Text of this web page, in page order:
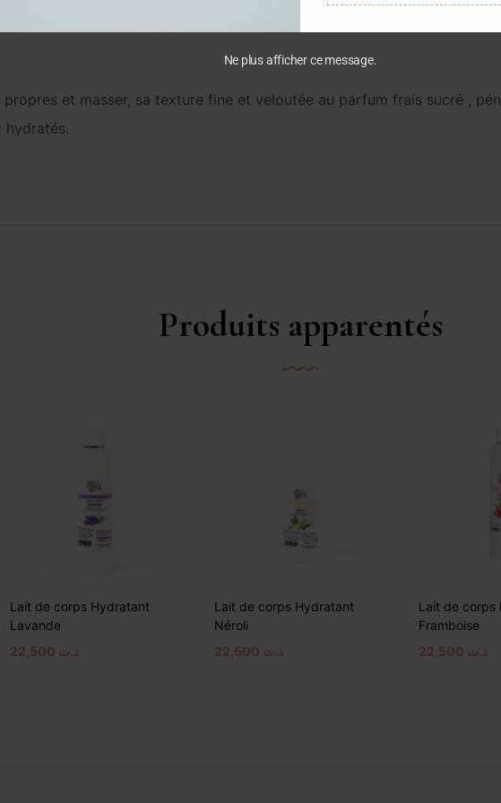
, GLYCERIN , TOCOPHEROL .
et masser, sa texture fine et veloutée au parfum frais sucré ,
hydratés.
Produits apparentés
Lait de corps Hydratant
Lavande
د.ت
Lait de corps Hydratant
Néroli
د.ت
Lait de corps
Framboise
د.ت
Ne plus afficher ce message.